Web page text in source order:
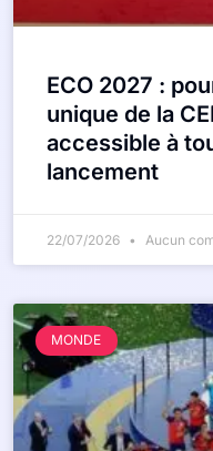
ECO 2027 :
unique de la
accessible à
lancement
22/07/2026 Aucun
MONDE